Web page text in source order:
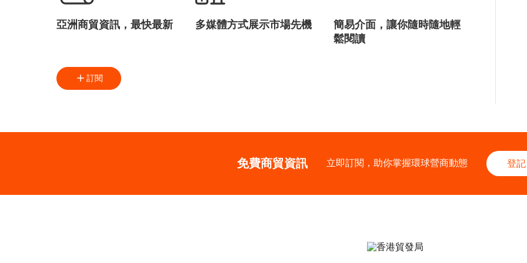
亞洲商貿資訊，最快最新 多媒體方式展示市場先機
簡易介面，讓你隨時隨地輕
鬆閱讀
訂閱
免費商貿資訊 立即訂閱，助你掌握環球營商動態 登記